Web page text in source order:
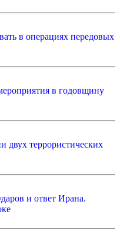
в операциях передовых
в годовщину
террористических
и ответ Ирана.